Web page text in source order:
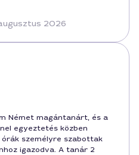
2026
Német magántanárt, és a
egyeztetés közben
személyre szabottak
igazodva. A tanár 2